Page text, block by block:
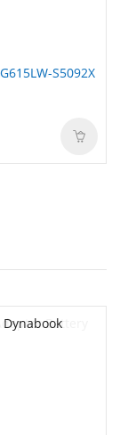
S5092X